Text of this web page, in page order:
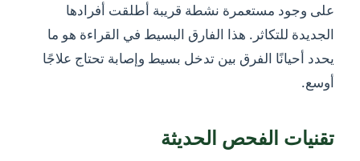
على وجود مستعمرة نشطة قريبة أطلقت أفرادها
الجديدة للتكاثر. هذا الفارق البسيط في القراءة هو ما
يحدد أحيانًا الفرق بين تدخل بسيط وإصابة تحتاج علاجًا
أوسع.
تقنيات الفحص الحديثة